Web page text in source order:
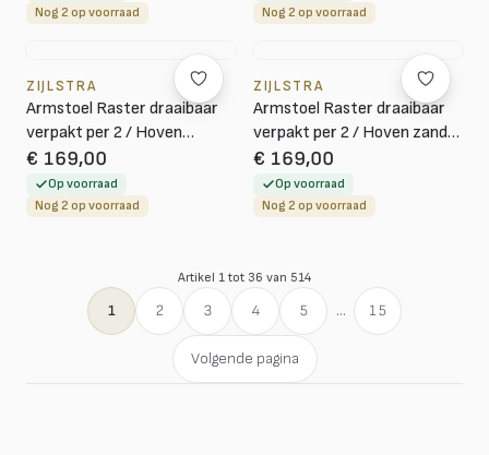
Nog 2 op voorraad
Nog 2 op voorraad
ZIJLSTRA
Armstoel Raster draaibaar
verpakt per 2 / Hoven
champagne
€ 169,00
Op voorraad
Nog 2 op voorraad
ZIJLSTRA
Armstoel Raster draaibaar
verpakt per 2 / Hoven zand-
bruin
€ 169,00
Op voorraad
Nog 2 op voorraad
Artikel 1 tot 36 van 514
1 2 3 4 5 ... 15
Volgende pagina